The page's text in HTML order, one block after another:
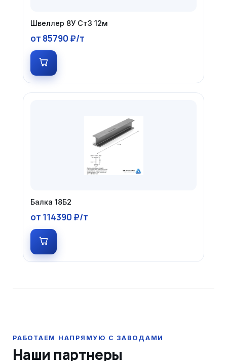
Швеллер 8У Ст3 12м
от 85790 ₽/т
Балка 18Б2
от 114390 ₽/т
Наши партнеры